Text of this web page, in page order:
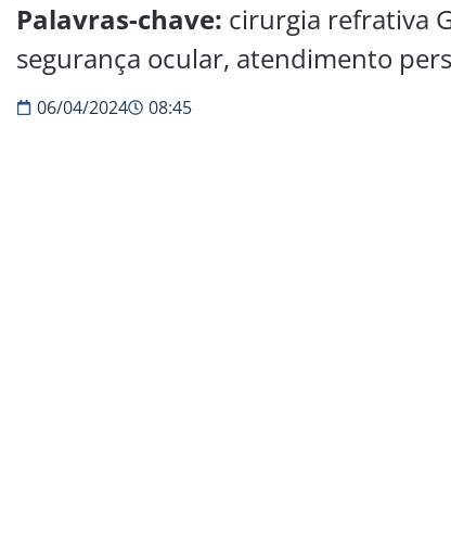
Palavras-chave: cirurgia refrativa
segurança ocular, atendimento
06/04/2024 08:45